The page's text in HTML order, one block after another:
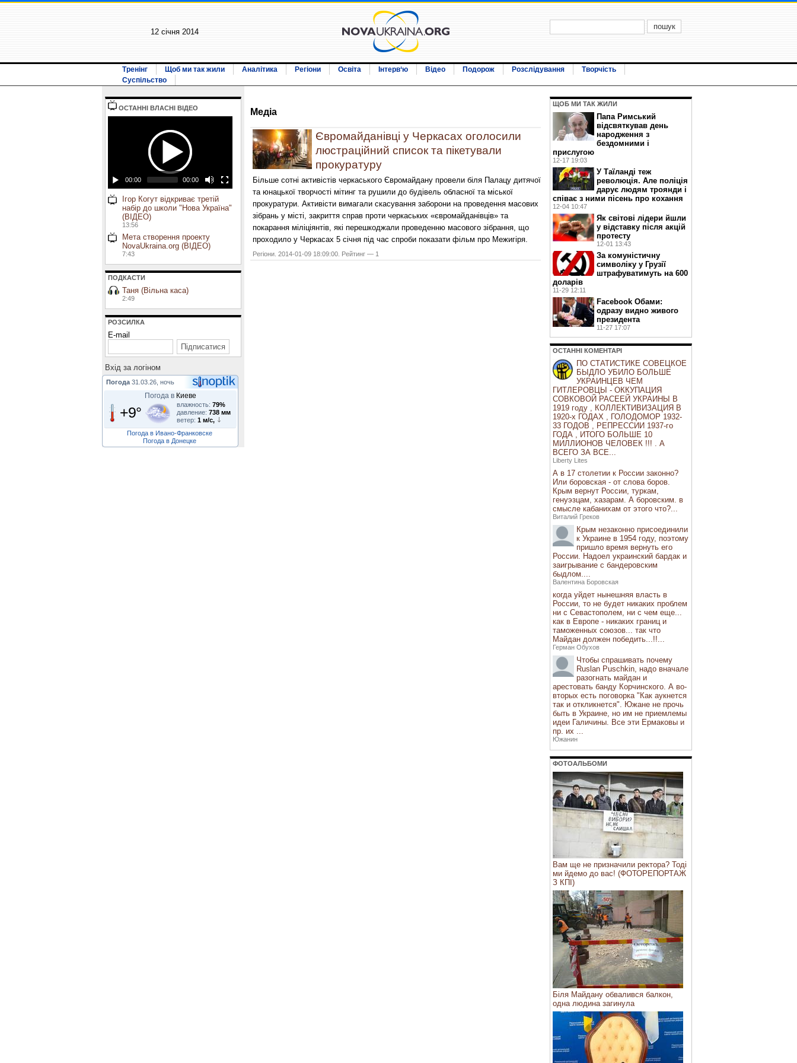
12 січня 2014
Тренінг Щоб ми так жили Аналітика Регіони Освіта Інтерв‘ю Відео Подорож Розслідування
Творчість
Суспільство
ОСТАННI ВЛАСНI ВIДЕО
00:00 00:00
Ігор Когут відкриває третій
набір до школи "Нова Україна"
(ВІДЕО)
13:56
Мета створення проекту
NovaUkraina.org (ВІДЕО)
7:43
ПОДКАСТИ
Таня (Вільна каса)
2:49
РОЗСИЛКА
E-mail
Вхiд за логiном
Погода 31.03.26, ночь
Погода в Киеве
+9° влажность: 79%
давление: 738 мм
ветер: 1 м/с,
Погода в Ивано-Франковске
Погода в Донецке
Медiа
Євромайданівці у Черкасах оголосили
люстраційний список та пікетували
прокуратуру
Більше сотні активістів черкаського Євромайдану провели біля Палацу дитячої
та юнацької творчості мітинг та рушили до будівель обласної та міської
прокуратури. Активісти вимагали скасування заборони на проведення масових
зібрань у місті, закриття справ проти черкаських «євромайданівців» та
покарання міліціянтів, які перешкоджали проведенню масового зібрання, що
проходило у Черкасах 5 січня під час спроби показати фільм про Межигіря.
Регіони. 2014-01-09 18:09:00. Рейтинг — 1
ЩОБ МИ ТАК ЖИЛИ
Папа Римський
відсвяткував день
народження з
бездомними і
прислугою
12-17 19:03
У Таїланді теж
революція. Але поліція
дарує людям троянди і
співає з ними пісень про кохання
12-04 10:47
Як світові лідери йшли
у відставку після акцій
протесту
12-01 13:43
За комуністичну
символіку у Грузії
штрафуватимуть на 600
доларів
11-29 12:11
Facebook Обами:
одразу видно живого
президента
11-27 17:07
ОСТАННI КОМЕНТАРI
ПО СТАТИСТИКЕ СОВЕЦКОЕ
БЫДЛО УБИЛО БОЛЬШЕ
УКРАИНЦЕВ ЧЕМ
ГИТЛЕРОВЦЫ - ОККУПАЦИЯ
СОВКОВОЙ РАСЕЕЙ УКРАИНЫ В
1919 году , КОЛЛЕКТИВИЗАЦИЯ В
1920-х ГОДАХ , ГОЛОДОМОР 1932-
33 ГОДОВ , РЕПРЕССИИ 1937-го
ГОДА , ИТОГО БОЛЬШЕ 10
МИЛЛИОНОВ ЧЕЛОВЕК !!! . А
ВСЕГО ЗА ВСЕ...
Liberty Lites
А в 17 столетии к России законно?
Или боровская - от слова боров.
Крым вернут России, туркам,
генуэзцам, хазарам. А боровским. в
смысле кабанихам от этого что?...
Виталий Греков
Крым незаконно присоединили
к Украине в 1954 году, поэтому
пришло время вернуть его
России. Надоел украинский бардак и
заигрывание с бандеровским
быдлом....
Валентина Боровская
когда уйдет нынешняя власть в
России, то не будет никаких проблем
ни с Севастополем, ни с чем еще...
как в Европе - никаких границ и
таможенных союзов... так что
Майдан должен победить...!!...
Герман Обухов
Чтобы спрашивать почему
Ruslan Puschkin, надо вначале
разогнать майдан и
арестовать банду Корчинского. А во-
вторых есть поговорка "Как аукнется
так и откликнется". Южане не прочь
быть в Украине, но им не приемлемы
идеи Галичины. Все эти Ермаковы и
пр. их ...
Южанин
ФОТОАЛЬБОМИ
Вам ще не призначили ректора? Тоді
ми йдемо до вас! (ФОТОРЕПОРТАЖ
З КПІ)
Біля Майдану обвалився балкон,
одна людина загинула